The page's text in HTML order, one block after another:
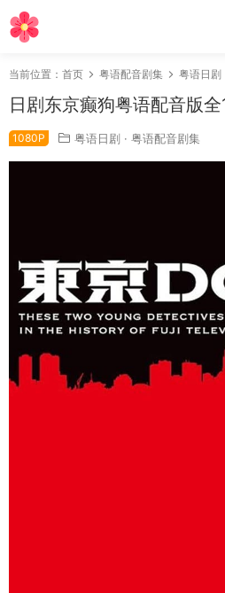
当前位置： 首页 粤语配音剧集 粤语日剧
日剧东京癫狗粤语配音版
1080P 粤语日剧 · 粤语配音剧集